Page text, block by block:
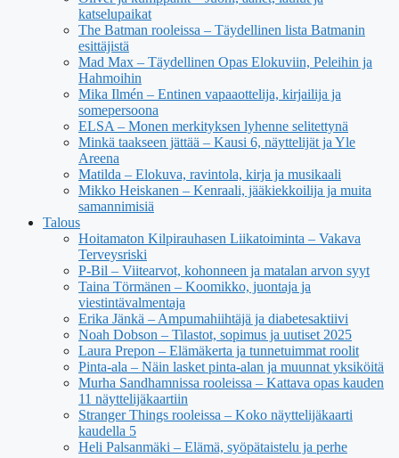
katselupaikat
The Batman rooleissa – Täydellinen lista Batmanin
esittäjistä
Mad Max – Täydellinen Opas Elokuviin, Peleihin ja
Hahmoihin
Mika Ilmén – Entinen vapaaottelija, kirjailija ja
somepersoona
ELSA – Monen merkityksen lyhenne selitettynä
Minkä taakseen jättää – Kausi 6, näyttelijät ja Yle
Areena
Matilda – Elokuva, ravintola, kirja ja musikaali
Mikko Heiskanen – Kenraali, jääkiekkoilija ja muita
samannimisiä
Talous
Hoitamaton Kilpirauhasen Liikatoiminta – Vakava
Terveysriski
P-Bil – Viitearvot, kohonneen ja matalan arvon syyt
Taina Törmänen – Koomikko, juontaja ja
viestintävalmentaja
Erika Jänkä – Ampumahiihtäjä ja diabetesaktiivi
Noah Dobson – Tilastot, sopimus ja uutiset 2025
Laura Prepon – Elämäkerta ja tunnetuimmat roolit
Pinta-ala – Näin lasket pinta-alan ja muunnat yksiköitä
Murha Sandhamnissa rooleissa – Kattava opas kauden
11 näyttelijäkaartiin
Stranger Things rooleissa – Koko näyttelijäkaarti
kaudella 5
Heli Palsanmäki – Elämä, syöpätaistelu ja perhe